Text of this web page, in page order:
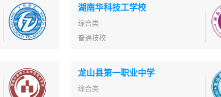
湖南华科技工学校
综合类
普通技校
龙山县第一职业中学
综合类